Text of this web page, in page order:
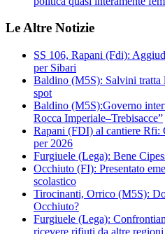
Le Altre Notizie
SS 106, Rapani (Fdi):
per Sibari
Baldino (M5S): Salvini tratta
spot
Baldino (M5S):Governo
Rocca Imperiale–Trebisacce”
Rapani (FDI) al cantiere Rfi:
per 2026
Furgiuele (Lega): Bene
Occhiuto (FI): Presentato
scolastico
Tirocinanti, Orrico (M5S):
Occhiuto?
Furgiuele (Lega):
ricevere rifiuti da altre regioni